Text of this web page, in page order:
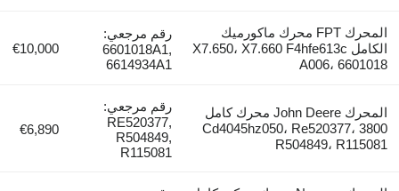
المحرك FPT محرك ماكورميك
الكامل X7.650، X7.660 F4hfe613c
A006، 6601018
رقم مرجعي:
6601018A1,
6614934A1
€10,000
المحرك John Deere محرك كامل
3800 Cd4045hz050، Re520377،
R504849، R115081
رقم مرجعي:
RE520377,
R504849,
R115081
€6,890